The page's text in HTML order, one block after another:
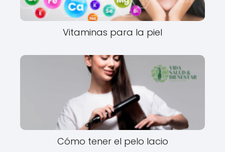
Vitaminas para la piel
Cómo tener el pelo lacio